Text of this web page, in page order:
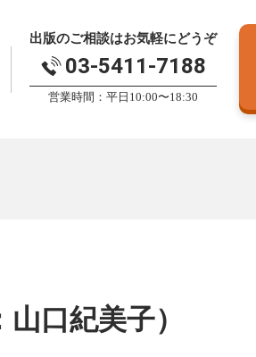
出版のご相談はお気軽にどうぞ
03-5411-7188
営業時間：平日10:00〜18:30
口紀美子）